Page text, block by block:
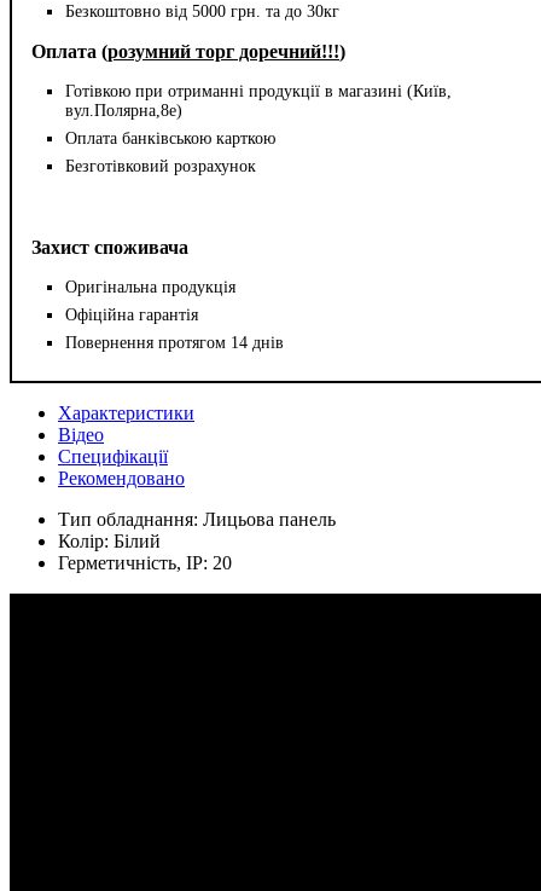
Безкоштовно від 5000 грн. та до 30кг
Оплата (розумний торг доречний!!!)
Готівкою при отриманні продукції в магазині (Київ,
вул.Полярна,8е)
Оплата банківською карткою
Безготівковий розрахунок
Захист споживача
Оригінальна продукція
Офіційна гарантія
Повернення протягом 14 днів
Характеристики
Відео
Специфікації
Рекомендовано
Тип обладнання: Лицьова панель
Колір: Білий
Герметичність, IP: 20